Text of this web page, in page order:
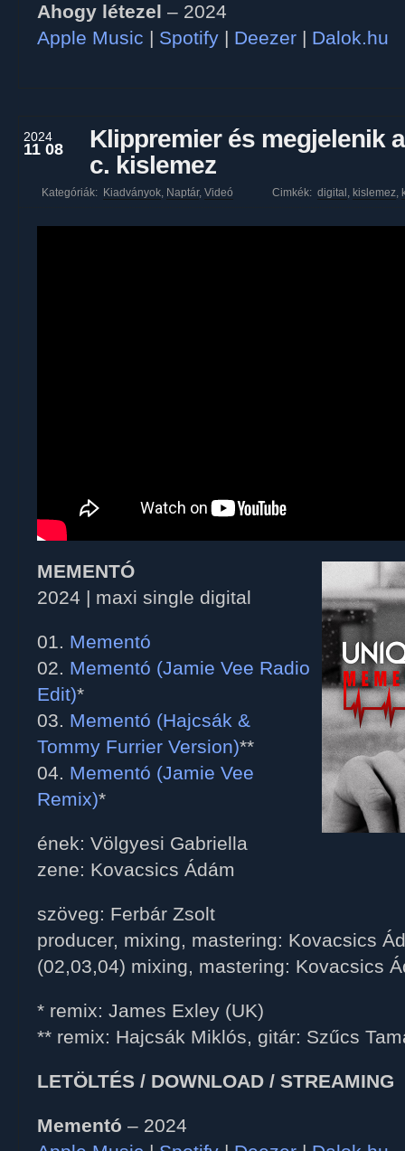
Ahogy létezel – 2024
Apple Music | Spotify | Deezer | Dalok.hu
2024
11 08
Klippremier és megjelenik
c. kislemez
Kategóriák: Kiadványok, Naptár, Videó Cimkék: digital , kislemez,
MEMENTÓ
2024 | maxi single digital
01. Mementó
02. Mementó (Jamie Vee Radio
Edit)*
03. Mementó (Hajcsák &
Tommy Furrier Version)**
04. Mementó (Jamie Vee
Remix)*
ének: Völgyesi Gabriella
zene: Kovacsics Ádám
szöveg: Ferbár Zsolt
producer, mixing, mastering: Kovacsics
(02,03,04) mixing, mastering: Kovacsics
* remix: James Exley (UK)
** remix: Hajcsák Miklós, gitár: Szűcs
LETÖLTÉS / DOWNLOAD / STREAMING
Mementó – 2024